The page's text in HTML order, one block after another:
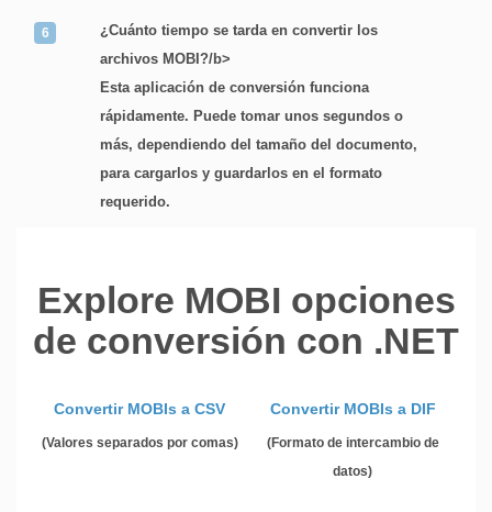
¿Cuánto tiempo se tarda en convertir los
archivos MOBI?/b>
Esta aplicación de conversión funciona
rápidamente. Puede tomar unos segundos o
más, dependiendo del tamaño del documento,
para cargarlos y guardarlos en el formato
requerido.
Explore MOBI opciones
de conversión con .NET
Convertir MOBIs a CSV
(Valores separados por comas)
Convertir MOBIs a DIF
(Formato de intercambio de
datos)